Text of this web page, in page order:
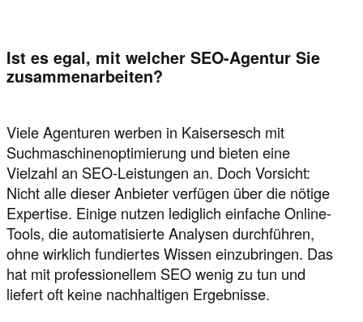
Ist es egal, mit welcher SEO-Agentur Sie
zusammenarbeiten?
Viele Agenturen werben in Kaisersesch mit
Suchmaschinenoptimierung und bieten eine
Vielzahl an SEO-Leistungen an. Doch Vorsicht:
Nicht alle dieser Anbieter verfügen über die nötige
Expertise. Einige nutzen lediglich einfache Online-
Tools, die automatisierte Analysen durchführen,
ohne wirklich fundiertes Wissen einzubringen. Das
hat mit professionellem SEO wenig zu tun und
liefert oft keine nachhaltigen Ergebnisse.